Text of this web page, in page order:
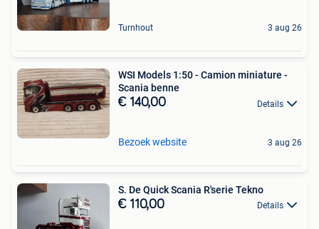
Turnhout 3 aug 26
WSI Models 1:50 - Camion miniature -
Scania benne
€ 140,00 Details
Bezoek website 3 aug 26
S. De Quick Scania R'serie Tekno
€ 110,00 Details